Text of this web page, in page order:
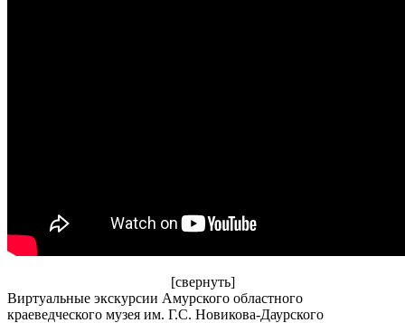
[свернуть]
Виртуальные экскурсии Амурского областного
краеведческого музея им. Г.С. Новикова-Даурского